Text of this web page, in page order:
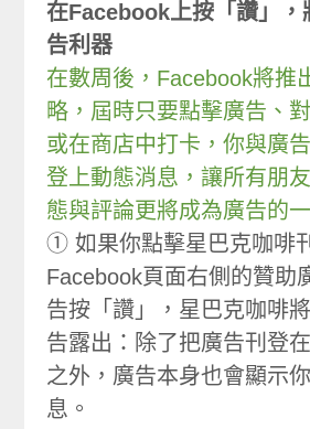
在Facebook上按「讚」，
告利器
在數周後，Facebook將推
略，屆時只要點擊廣告、
或在商店中打卡，你與廣
登上動態消息，讓所有朋
態與評論更將成為廣告的
① 如果你點擊星巴克咖啡
Facebook頁面右側的贊助
告按「讚」，星巴克咖啡
告露出：除了把廣告刊登
之外，廣告本身也會顯示
息。